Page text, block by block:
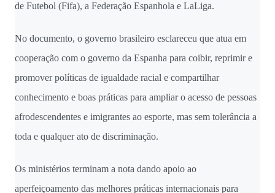
de Futebol (Fifa), a Federação Espanhola e LaLiga.
No documento, o governo brasileiro esclareceu que atua em
cooperação com o governo da Espanha para coibir, reprimir e
promover políticas de igualdade racial e compartilhar
conhecimento e boas práticas para ampliar o acesso de pessoas
afrodescendentes e imigrantes ao esporte, mas sem tolerância a
toda e qualquer ato de discriminação.
Os ministérios terminam a nota dando apoio ao
aperfeiçoamento das melhores práticas internacionais para